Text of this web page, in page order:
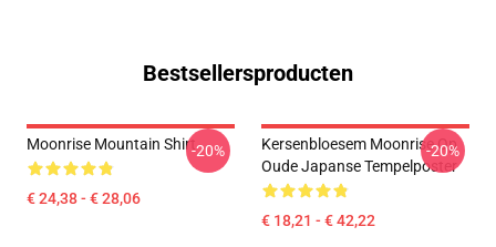
Bestsellersproducten
Moonrise Mountain Shirt
€ 24,38 - € 28,06
-20%
Kersenbloesem Moonrise Op
Oude Japanse Tempelposter
€ 18,21 - € 42,22
-20%